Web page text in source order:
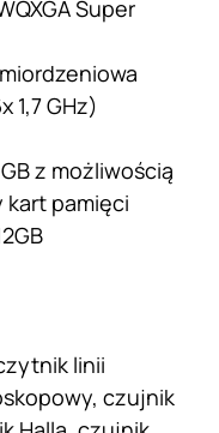
Super
1,7 GHz)
z możliwością
pamięci
linii
czujnik